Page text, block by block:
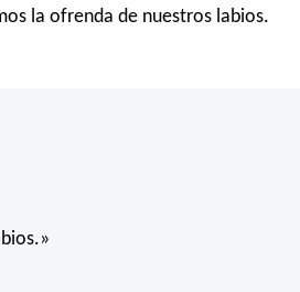
la ofrenda de nuestros labios.